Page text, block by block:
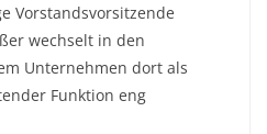
Vorstandsvorsitzende
wechselt in den
Unternehmen dort als
Funktion eng